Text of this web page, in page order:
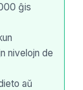
ĝis
nivelojn de
aŭ